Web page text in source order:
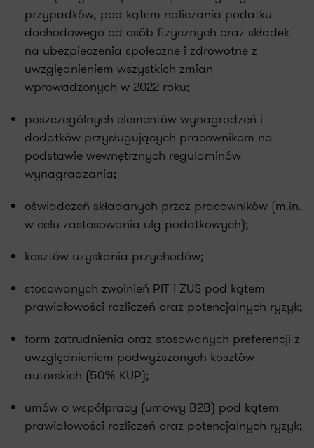
przypadków, pod kątem naliczania podatku
dochodowego od osób fizycznych oraz składek
na ubezpieczenia społeczne i zdrowotne z
uwzględnieniem wszystkich zmian
wprowadzonych w 2022 roku;
poszczególnych elementów wynagrodzeń i
dodatków przysługujących pracownikom na
podstawie wewnętrznych regulaminów
wynagradzania;
oświadczeń składanych przez pracowników (m.in.
w celu zastosowania ulg podatkowych);
kosztów uzyskania przychodów;
stosowanych zwolnień PIT i ZUS pod kątem
prawidłowości rozliczeń oraz potencjalnych ryzyk;
form zatrudnienia oraz stosowanych preferencji z
uwzględnieniem podwyższonych kosztów
autorskich (50% KUP);
umów o współpracy (umowy B2B) pod kątem
prawidłowości rozliczeń oraz potencjalnych ryzyk;